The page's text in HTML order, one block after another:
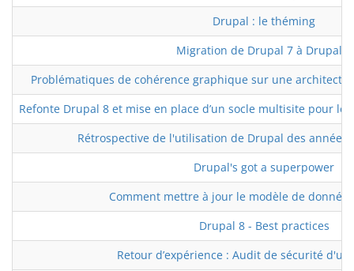
Drupal : le théming
Migration de Drupal 7 à Drupal 8
Problématiques de cohérence graphique sur une
Refonte Drupal 8 et mise en place d’un socle multisite pour
Rétrospective de l'utilisation de Drupal des années
Drupal's got a superpower
Comment mettre à jour le modèle de
Drupal 8 - Best practices
Retour d’expérience : Audit de sécurité